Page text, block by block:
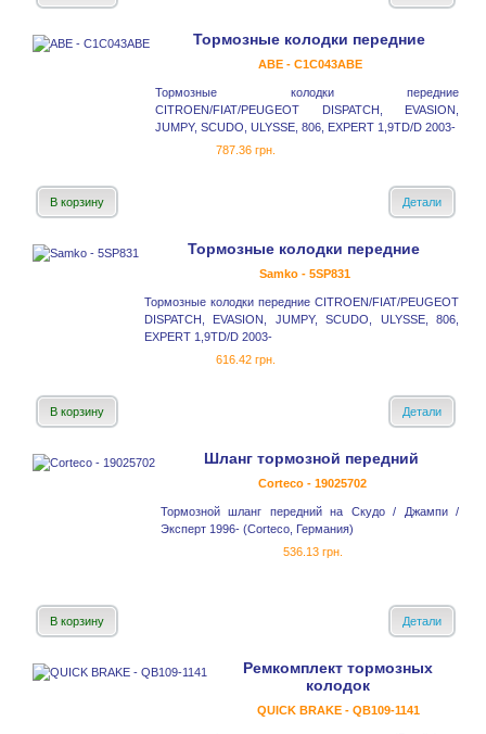
Тормозные колодки передние
ABE - C1C043ABE
Тормозные колодки передние
CITROEN/FIAT/PEUGEOT DISPATCH, EVASION,
JUMPY, SCUDO, ULYSSE, 806, EXPERT 1,9TD/D 2003-
787.36 грн.
В корзину Детали
Тормозные колодки передние
Samko - 5SP831
Тормозные колодки передние CITROEN/FIAT/PEUGEOT
DISPATCH, EVASION, JUMPY, SCUDO, ULYSSE, 806,
EXPERT 1,9TD/D 2003-
616.42 грн.
В корзину Детали
Шланг тормозной передний
Corteco - 19025702
Тормозной шланг передний на Скудо / Джампи /
Эксперт 1996- (Corteco, Германия)
536.13 грн.
В корзину Детали
Ремкомплект тормозных
колодок
QUICK BRAKE - QB109-1141